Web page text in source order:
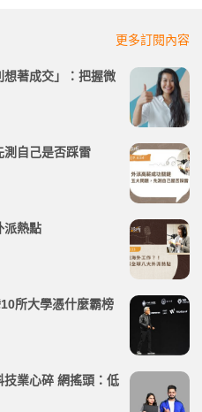
更多訂閱內容
想著成交」：把握微
測自己是否踩雷
派熱點
所大學憑什麼霸榜
技業心碎 網搖頭：低